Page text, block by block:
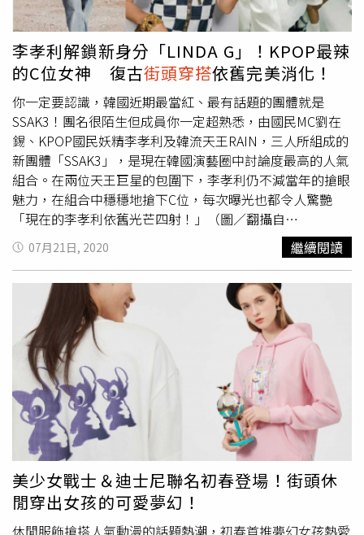
李孝利解鎖新身分「LINDA G」！KPOP最辣
的C位女神 復古街頭穿搭依舊完美消化！
你一定要認識，韓國近期最當紅、最有話題的團體就是
SSAK3！團名很陌生但成員你一定超熟悉，由國民MC劉在
錫、KPOP國民妖精李孝利及韓流天王RAIN，三人所組成的
新團體「SSAK3」，是現在韓國演藝圈中討論度最高的人氣
組合。在兩位天王巨星的包圍下，李孝利仍不減當年的搶眼
魅力，在組合中穩穩地搶下C位，每次曝光也都令人驚艷
「現在的李孝利依舊光芒四射！」（圖／翻攝自
IG@hangout_with_yoo）因綜藝節目《玩什麼好呢？》而
出道的混聲團體「싹쓰리SSAK3」，雖說是新人團體，但成
們也分別使用新的藝名U-Doragon、Linda G及雨龍活動
中，十足認真又莫名搞笑的風格太讓人喜歡了，從曲風到服
裝造型也充滿著火熱的夏天氣氛，一舉一動都是話題點。
（圖／翻攝自IG@rain_oppa、IG@hangout_with_yoo）
Linda G（李孝利）在團體中的服裝造型，充滿著90年代的
街頭復古時髦，不論是寬大到看不出性別感的棒球衫搭配短
褲與涼鞋穿搭，或是像帥氣女賽車手的黑白格紋貼身洋裝、
西裝寬褲搭配性感Bra Top的全白造型等，這些在路人眼裡
看似誇張的裝扮，在女神李孝利身上都顯得再合理不過！
（圖／《玩什麼好呢？》截圖、翻攝自
IG@hyoleehyolee）超性感平口剪裁的Logo圖案上衣，在
Linda G的時尚原則裡要搭配率性的丹寧褲凸顯女孩風的混
07月21日, 2020 繼續閱讀
美少女戰士＆迪士尼聯名初春登場！街頭休
閒穿出女孩的可愛夢幻！